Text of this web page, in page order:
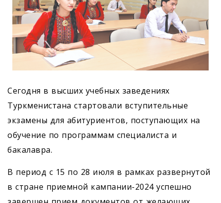
Сегодня в высших учебных заведениях
Туркменистана стартовали вступительные
экзамены для абитуриентов, поступающих на
обучение по программам специалиста и
бакалавра.
В период с 15 по 28 июля в рамках развернутой
в стране приемной кампании-2024 успешно